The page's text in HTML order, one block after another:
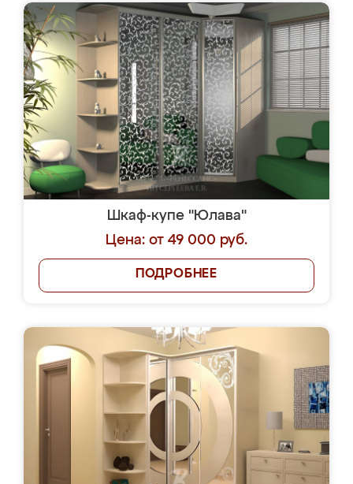
Шкаф-купе "Юлава"
Цена: от 49 000 руб.
ПОДРОБНЕЕ